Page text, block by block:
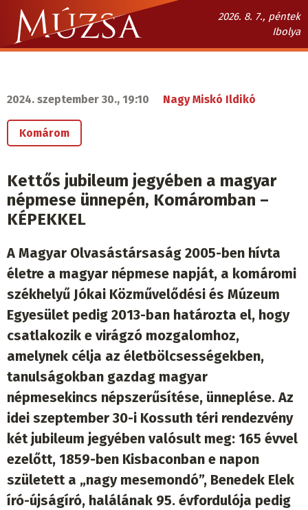
Ugrás
tartalomra
2026. 8. 7., péntek
Ibolya
Múzsa.sk
2024. szeptember 30., 19:10 Nagy Miskó Ildikó
Komárom
Kettős jubileum jegyében a magyar
népmese ünnepén, Komáromban –
KÉPEKKEL
A Magyar Olvasástársaság 2005-ben hívta
életre a magyar népmese napját, a komáromi
székhelyű Jókai Közművelődési és Múzeum
Egyesület pedig 2013-ban határozta el, hogy
csatlakozik e virágzó mozgalomhoz,
amelynek célja az életbölcsességekben,
tanulságokban gazdag magyar
népmesekincs népszerűsítése, ünneplése. Az
idei szeptember 30-i Kossuth téri rendezvény
két jubileum jegyében valósult meg: 165 évvel
ezelőtt, 1859-ben Kisbaconban e napon
született a „nagy mesemondó”, Benedek Elek
író-újságíró, halálának 95. évfordulója pedig